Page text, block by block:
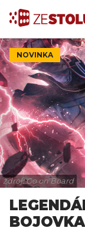
NOVINKA
zdroj: Go on Board